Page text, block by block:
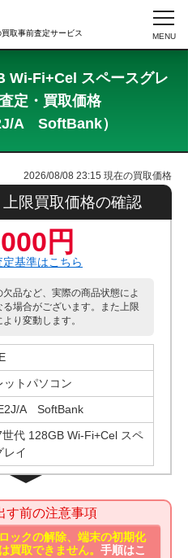
取事前査定サービス
Wi-Fi+Cel スペースグレ
定・買取価格
A SoftBank）
2026/08/08 23:15 現在の買取価格
限買取価格の確認
円
定基準はこちら
品など、実際の商品状態によ
場合がございます。また上限
り変動します。
ットパソコン
A SoftBank
世代 128GB Wi-Fi+Cel スペ
レイ
す前の注意事項
ックの解除、端末の初期化
買取できません。手順はこ